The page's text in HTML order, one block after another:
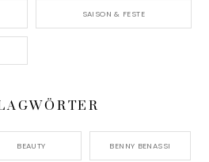
SAISON & FESTE
BEAUTY BENNY BENASSI